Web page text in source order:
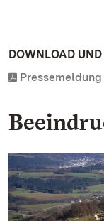
DOWNLOAD UND
Pressemeldung